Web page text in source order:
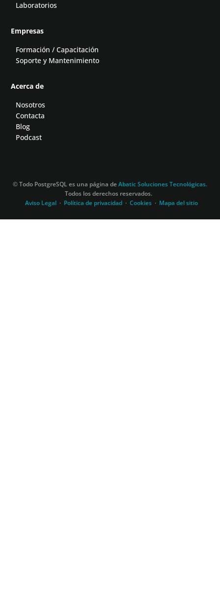
Laboratorios
Empresas
Formación / Capacitación
Soporte y Mantenimiento
Acerca de
Nosotros
Contacta
Blog
Podcast
© Todo PostgreSQL es una página deAbatic Soluciones Tecnológicas.
Todos los derechos reservados.
Aviso Legal · Política de privacidad · Cookies · Mapa del sitio